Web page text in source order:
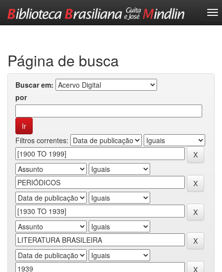
Página de busca
Buscar em:
por
Filtros correntes: